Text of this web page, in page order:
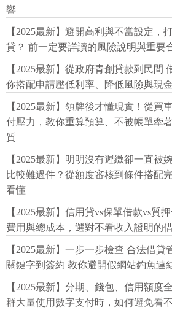
響
【2025最新】避開高利與不當設定，
貸？ 前一定要詳讀的風險說明與重要
【2025最新】從政府青創貸款到民間
你搭配申請壓低利率、降低風險與現
【2025最新】領牌後才懂現實！從買
付壓力，教你重算預算、不被帳單牽
質
【2025最新】明明沒有遲繳卻一直被
比較難過件？從額度審核到條件搭配
看懂
【2025最新】信用貸vs保單借款vs質
費用與總成本，選對不看收入證明的
【2025最新】一步一步檢查 合法借
關鍵字到簽約 教你避開假網站釣魚連
【2025最新】分期、錢包、信用額度
群大量使用數字支付時，如何避免看